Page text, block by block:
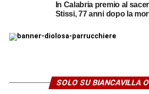
l’indirizzo della fornitura, la descrizione
il danno.
In Calabria premio al
Stissi, 77 anni dopo la
SOLO SU BIANCAVILLA